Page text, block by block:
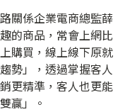
關係企業電商總監薛
的商品，常會上網比
購買，線上線下原就
勢」，透過掌握客人
更精準，客人也更能
贏」。